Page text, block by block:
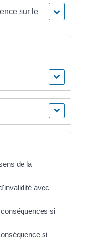
sur le
de la
avec
si
si